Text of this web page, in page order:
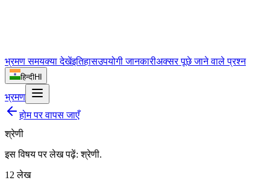
भ्रमण समयक्या देखेंइतिहासउपयोगी जानकारीअक्सर पूछे जाने वाले प्रश्न
हिन्दीHI
भ्रमण
होम पर वापस जाएँ
श्रेणी
इस विषय पर लेख पढ़ें: श्रेणी.
12 लेख